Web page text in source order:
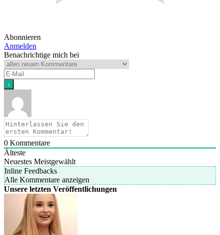
Abonnieren
Anmelden
Benachrichtige mich bei
0 Kommentare
Älteste
Neuestes Meistgewählt
Inline Feedbacks
Alle Kommentare anzeigen
Unsere letzten Veröffentlichungen